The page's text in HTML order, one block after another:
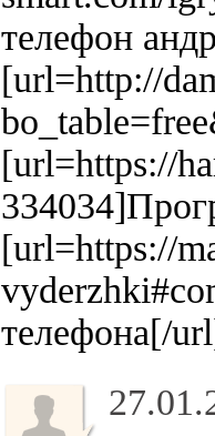
телефон
[url=http://
[url=https://
[url=https://
телефона[/